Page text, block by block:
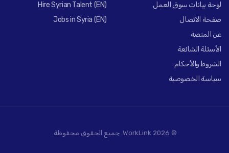
لوحة بيانات سوق العمل
صفحة الاتصال
عن المنصة
الأسئلة الشائعة
الشروط والأحكام
سياسة الخصوصية
Hire Syrian Talent (EN)
Jobs in Syria (EN)
© 2026 WorkLink. جميع الحقوق محفوظة.